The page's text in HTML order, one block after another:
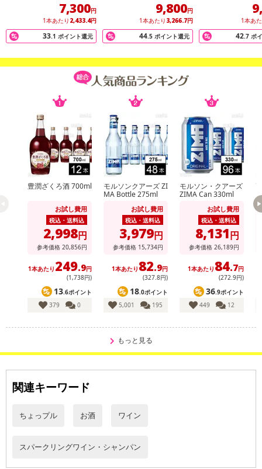
※本商品は沖縄・離島へのお届けはできませんので、ご了承くださ
ブルエット社は、フランス・シャンパーニュ出身の家系であるブル
した。
現在は瓶内二次発酵による本格的なシャンパン製法のスパークリン
収穫されたブドウは一度アルコール醗酵が行われた後に、ブルエッ
7,300円
1本あたり 2,433.4円
33.1 ポイント還元
9,800円
1本あたり 3,266.7円
44.5 ポイント還元
1本あ
42.7 ポ
豊潤ざくろ酒 700ml
お試し費用
税込・送料込
2,998円
参考価格 20,856円
1本あたり 249.9円
(1,738円)
13.6ポイント
379
0
モルソンクアーズ ZI
MA Bottle 275ml
お試し費用
税込・送料込
3,979円
参考価格 15,734円
1本あたり 82.9円
(327.8円)
18.0ポイント
5,001
195
モルソン・クアーズ
ZIMA Can 330ml
お試し費用
税込・送料込
8,131円
参考価格 26,189円
1本あたり 84.7円
(272 .9円)
36.9ポイント
449
12
もっと見る
関連キーワード
ちょっプル お酒 ワイン
スパークリングワイン・シャンパン